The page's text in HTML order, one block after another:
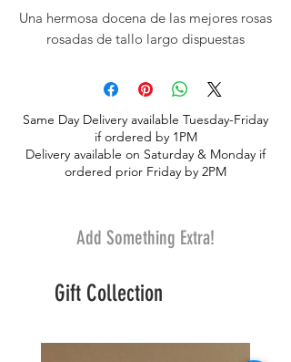
Una hermosa docena de las mejores rosas
rosadas de tallo largo dispuestas
Same Day Delivery available Tuesday-Friday
if ordered by 1PM
Delivery available on Saturday & Monday if
ordered prior Friday by 2PM
Add Something Extra!
Gift Collection